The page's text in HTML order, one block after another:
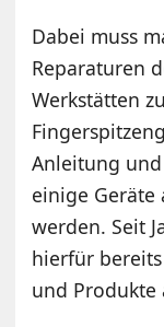
Dabei muss
Reparaturen
Werkstätten
Anleitung
einige Geräte
werden. Seit
hierfür
und Produkte